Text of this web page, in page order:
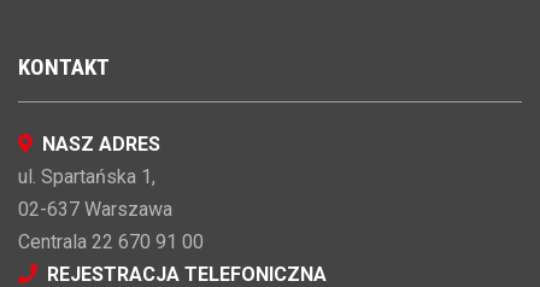
KONTAKT
NASZ ADRES
ul. Spartańska 1,
02-637 Warszawa
Centrala 22 670 91 00
REJESTRACJA TELEFONICZNA